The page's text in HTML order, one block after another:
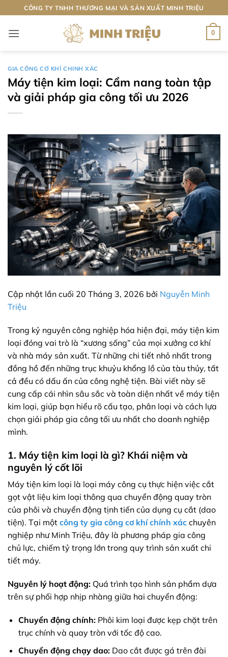
qua
nội
CÔNG TY TNHH THƯƠNG MẠI VÀ SẢN XUẤT MINH TRIỆU
0
GIA CÔNG CƠ KHÍ CHINH XÁC
Máy tiện kim loại: Cẩm nang toàn tập
và giải pháp gia công tối ưu 2026
Cập nhật lần cuối 20 Tháng 3, 2026 bởi Nguyễn Minh
Triệu
Trong kỷ nguyên công nghiệp hóa hiện đại, máy tiện kim
loại đóng vai trò là “xương sống” của mọi xưởng cơ khí
và nhà máy sản xuất. Từ những chi tiết nhỏ nhất trong
đồng hồ đến những trục khuỷu khổng lồ của tàu thủy, tất
cả đều có dấu ấn của công nghệ tiện. Bài viết này sẽ
cung cấp cái nhìn sâu sắc và toàn diện nhất về máy tiện
kim loại, giúp bạn hiểu rõ cấu tạo, phân loại và cách lựa
chọn giải pháp gia công tối ưu nhất cho doanh nghiệp
mình.
1. Máy tiện kim loại là gì? Khái niệm và
nguyên lý cốt lõi
Máy tiện kim loại là loại máy công cụ thực hiện việc cắt
gọt vật liệu kim loại thông qua chuyển động quay tròn
của phôi và chuyển động tịnh tiến của dụng cụ cắt (dao
tiện). Tại một công ty gia công cơ khí chính xác chuyên
nghiệp như Minh Triệu, đây là phương pháp gia công
chủ lực, chiếm tỷ trọng lớn trong quy trình sản xuất chi
tiết máy.
Nguyên lý hoạt động: Quá trình tạo hình sản phẩm dựa
trên sự phối hợp nhịp nhàng giữa hai chuyển động:
Chuyển động chính:Phôi kim loại được kẹp chặt trên
trục chính và quay tròn với tốc độ cao.
Chuyển động chạy dao:Dao cắt được gá trên đài